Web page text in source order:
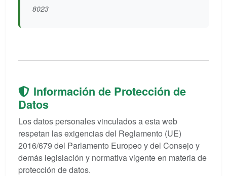
8023
Información de Protección de
Datos
Los datos personales vinculados a esta web
respetan las exigencias del Reglamento (UE)
2016/679 del Parlamento Europeo y del Consejo y
demás legislación y normativa vigente en materia de
protección de datos.